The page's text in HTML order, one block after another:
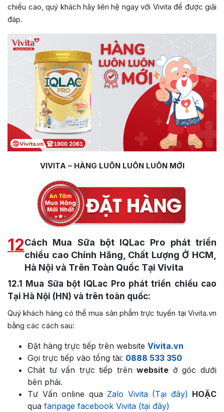
chiều cao, quý khách hãy liên hệ ngay với Vivita để được giải
đáp.
VIVITA – HÀNG LUÔN LUÔN LUÔN MỚI
12Cách Mua Sữa bột IQLac Pro phát triển
chiều cao Chính Hãng, Chất Lượng Ở HCM,
Hà Nội và Trên Toàn Quốc Tại Vivita
12.1
Mua Sữa bột IQLac Pro phát triển chiều cao
Tại Hà Nội (HN) và trên toàn quốc:
Quý khách hàng có thể mua sản phẩm trực tuyến tại Vivita.vn
bằng các cách sau:
Đặt hàng trực tiếp trên website Vivita.vn
Gọi trực tiếp vào tổng tài: 0888 533 350
Chát tư vấn trực tiếp trênwebsite ở góc dưới
bên phải.
Tư Vấn online quaZalo Vivita (Tại đây) HOẶC
qua fanpage facebook Vivita (tại đây)